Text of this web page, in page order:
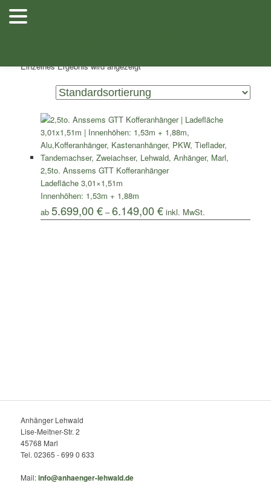
Zum
Inhalt
Zum
sekundären
Shop
Einzelnes Ergebnis wird angezeigt
2,5to. Anssems GTT Kofferanhänger
Ladefläche 3,01×1,51m
Innenhöhen: 1,53m + 1,88m
ab 5.699,00€–6.149,00€
Anhänger Lehwald
Lise-Meitner-Str. 2
45768 Marl
Tel. 02365 - 699 0 633
Mail:info@anhaenger-lehwald.de